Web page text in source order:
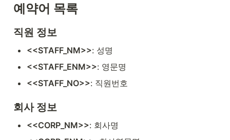
예약어 목록
직원 정보
<<STAFF_NM>>: 성명
<<STAFF_ENM>>: 영문명
<<STAFF_NO>>: 직원번호
회사 정보
<<CORP_NM>>: 회사명